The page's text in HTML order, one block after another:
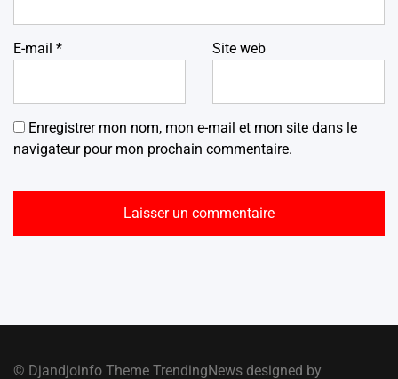
E-mail * Site web
Enregistrer mon nom, mon e-mail et mon site dans le
navigateur pour mon prochain commentaire.
© Djandjoinfo Theme TrendingNews designed by